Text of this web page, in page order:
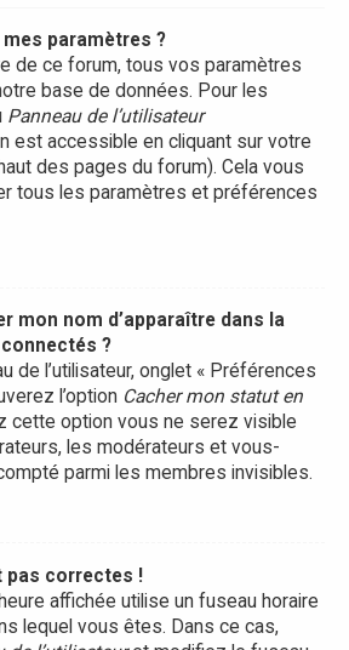
paramètres ?
de ce forum, tous vos paramètres
base de données. Pour les
Panneau de l’utilisateur
est accessible en cliquant sur votre
des pages du forum). Cela vous
tous les paramètres et préférences
mon nom d’apparaître dans la
?
de l’utilisateur, onglet « Préférences
l’option Cacher mon statut en
cette option vous ne serez visible
les modérateurs et vous-
parmi les membres invisibles.
pas correctes !
affichée utilise un fuseau horaire
lequel vous êtes. Dans ce cas,